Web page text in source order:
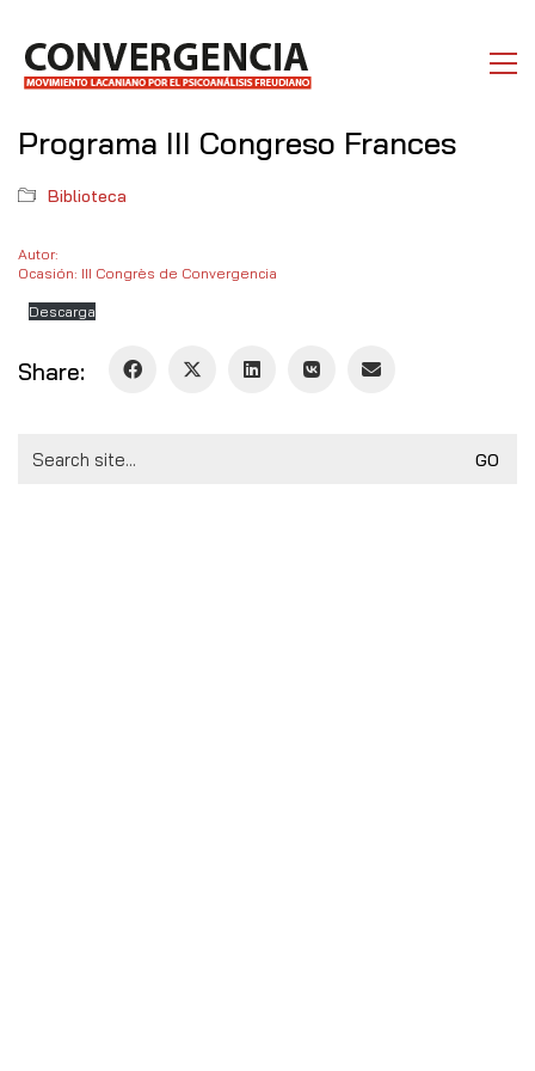
Programa III Congreso Frances
Biblioteca
Autor:
Ocasión: III Congrès de Convergencia
Descarga
Share:
for: